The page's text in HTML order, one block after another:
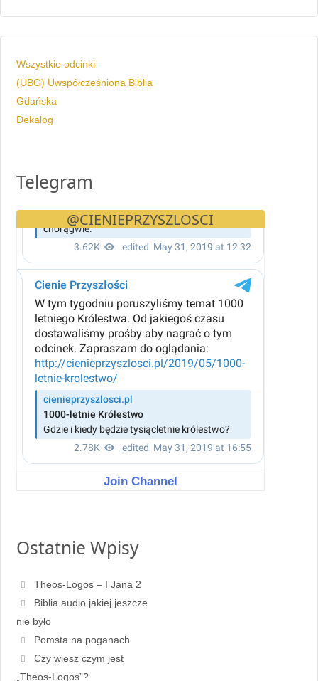
Wszystkie odcinki
(UBG) Uwspółcześniona Biblia
Gdańska
Dekalog
Telegram
@CIENIEPRZYSZLOSCI
Join Channel
Ostatnie Wpisy
Theos-Logos – I Jana 2
Biblia audio jakiej jeszcze
nie było
Pomsta na poganach
Czy wiesz czym jest
„Theos-Logos”?